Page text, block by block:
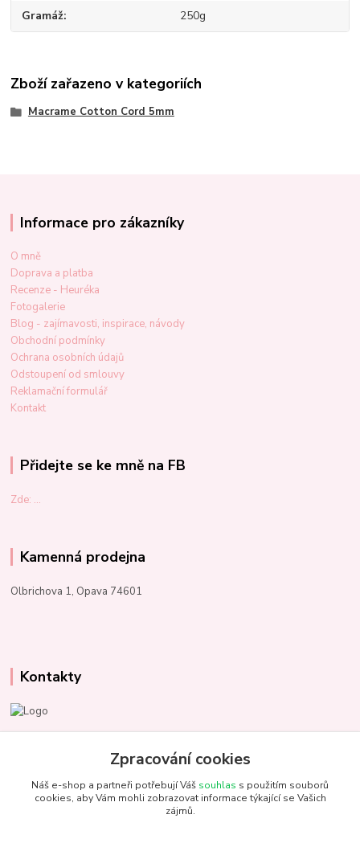
Gramáž 250g
Zboží zařazeno v kategoriích
Macrame Cotton Cord 5mm
Informace pro zákazníky
O mně
Doprava a platba
Recenze - Heuréka
Fotogalerie
Blog - zajímavosti, inspirace, návody
Obchodní podmínky
Ochrana osobních údajů
Odstoupení od smlouvy
Reklamační formulář
Kontakt
Přidejte se ke mně na FB
Zde: ...
Kamenná prodejna
Olbrichova 1, Opava 74601
Kontakty
+420 731 153 484
info@unezbednychklubicek.cz
Zpracování cookies
Náš e-shop a partneři potřebují Váš souhlas s použitím souborů
cookies, aby Vám mohli zobrazovat informace týkající se Vašich
zájmů.